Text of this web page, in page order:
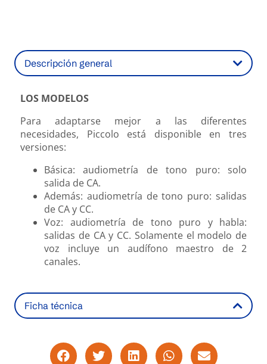
Descripción general
LOS MODELOS
Para adaptarse mejor a las diferentes
necesidades, Piccolo está disponible en tres
versiones:
Básica: audiometría de tono puro: solo
salida de CA.
Además: audiometría de tono puro: salidas
de CA y CC.
Voz: audiometría de tono puro y habla:
salidas de CA y CC. Solamente el modelo de
voz incluye un audífono maestro de 2
canales.
Ficha técnica